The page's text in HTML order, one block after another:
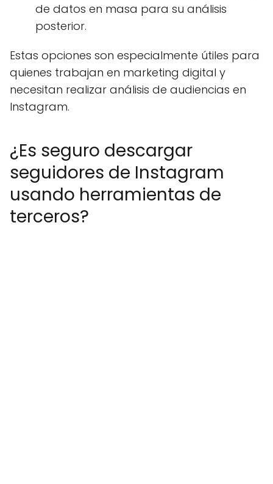
de datos en masa para su análisis
posterior.
Estas opciones son especialmente útiles para
quienes trabajan en marketing digital y
necesitan realizar análisis de audiencias en
Instagram.
¿Es seguro descargar
seguidores de Instagram
usando herramientas de
terceros?